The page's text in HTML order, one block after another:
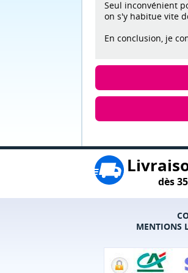
Seul inconvénient
on s'y habitue vite
En conclusion, je
dès
MENTIONS